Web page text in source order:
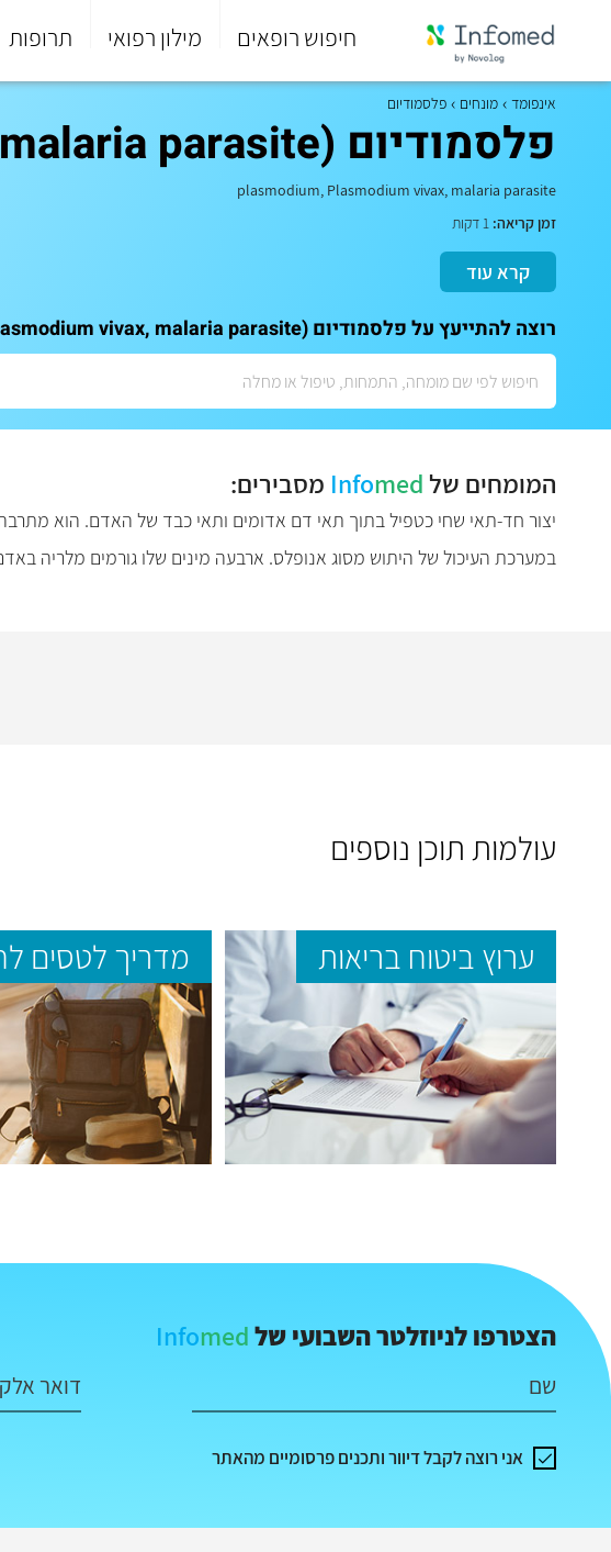
חיפוש רופאים מילון רפואי תרופות
סוף
אינפומד מונחים פלסמודיום
פלסמודיום (plasmodium, Plasmodium vivax, malaria parasite)
plasmodium, Plasmodium vivax, malaria parasite
זמן קריאה:
קרא עוד
רוצה להתייעץ על פלסמודיום (plasmodium, Plasmodium vivax, malaria parasite)? לתאום ייעוץ אישי עם המומחים שלנו:
המומחים של Infomed מסבירים:
יצור חד-תאי שחי כטפיל בתוך תאי דם אדומים ותאי כבד של האדם. הוא
במערכת העיכול של היתוש מסוג אנופלס. ארבעה מינים שלו גורמים מלריה
עולמות תוכן נוספים
ערוץ ביטוח בריאות מדריך לטסים
הצטרפו לניוזלטר השבועי של Infomed
שם דואר
אני רוצה לקבל דיוור ותכנים פרסומיים מהאתר